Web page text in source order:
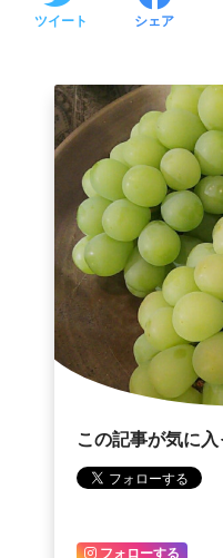
ツイート シェア
この記事が気に
フォローする